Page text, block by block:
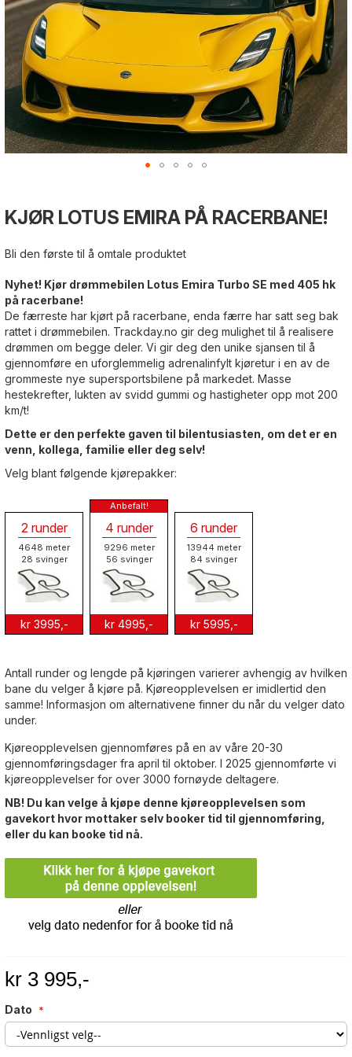
begynnelsen
bildegalleri
slutten
bildegalleri
begynnelsen
bildegalleri
KJØR LOTUS EMIRA PÅ RACERBANE!
Bli den første til å omtale produktet
Nyhet! Kjør drømmebilen Lotus Emira Turbo SE med 405 hk
på racerbane!
De færreste har kjørt på racerbane, enda færre har satt seg bak
rattet i drømmebilen. Trackday.no gir deg mulighet til å realisere
drømmen om begge deler. Vi gir deg den unike sjansen til å
gjennomføre en uforglemmelig adrenalinfylt kjøretur i en av de
grommeste nye supersportsbilene på markedet. Masse
hestekrefter, lukten av svidd gummi og hastigheter opp mot 200
km/t!
Dette er den perfekte gaven til bilentusiasten, om det er en
venn, kollega, familie eller deg selv!
Velg blant følgende kjørepakker:
2 runder
4648 meter
28 svinger
kr 3995,-
4 runder
9296 meter
56 svinger
kr 4995,-
6 runder
13944 meter
84 svinger
kr 5995,-
Antall runder og lengde på kjøringen varierer avhengig av hvilken
bane du velger å kjøre på. Kjøreopplevelsen er imidlertid den
samme! Informasjon om alternativene finner du når du velger dato
under.
Kjøreopplevelsen gjennomføres på en av våre 20-30
gjennomføringsdager fra april til oktober. I 2025 gjennomførte vi
kjøreopplevelser for over 3000 fornøyde deltagere.
NB! Du kan velge å kjøpe denne kjøreopplevelsen som
gavekort hvor mottaker selv booker tid til gjennomføring,
eller du kan booke tid nå.
kr 3 995,-
Dato